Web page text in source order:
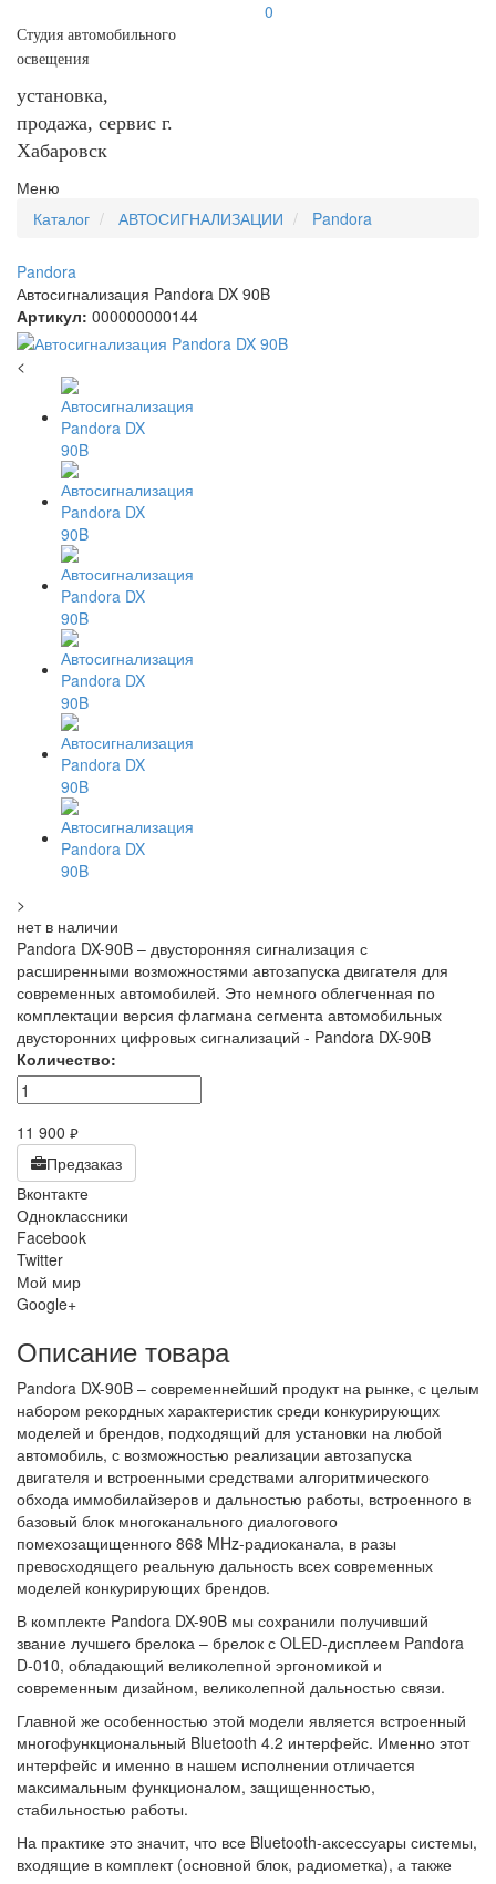
Студия автомобильного
освещения
установка,
продажа, сервис г.
Хабаровск
0
Меню
Каталог
АВТОСИГНАЛИЗАЦИИ Pandora
Pandora
Автосигнализация Pandora DX 90B
Артикул: 000000000144
<
>
нет в наличии
Pandora DX-90B – двусторонняя сигнализация с
расширенными возможностями автозапуска двигателя для
современных автомобилей. Это немного облегченная по
комплектации версия флагмана сегмента автомобильных
двусторонних цифровых сигнализаций - Pandora DX-90B
Количество:
11 900 руб.
Предзаказ
Вконтакте
Одноклассники
Facebook
Twitter
Мой мир
Google+
Описание товара
Pandora DX-90B – современнейший продукт на рынке, с целым
набором рекордных характеристик среди конкурирующих
моделей и брендов, подходящий для установки на любой
автомобиль, с возможностью реализации автозапуска
двигателя и встроенными средствами алгоритмического
обхода иммобилайзеров и дальностью работы, встроенного в
базовый блок многоканального диалогового
помехозащищенного 868 MHz-радиоканала, в разы
превосходящего реальную дальность всех современных
моделей конкурирующих брендов.
В комплекте Pandora DX-90B мы сохранили получивший
звание лучшего брелока – брелок с OLED-дисплеем Pandora
D-010, обладающий великолепной эргономикой и
современным дизайном, великолепной дальностью связи.
Главной же особенностью этой модели является встроенный
многофункциональный Bluetooth 4.2 интерфейс. Именно этот
интерфейс и именно в нашем исполнении отличается
максимальным функционалом, защищенностью,
стабильностью работы.
На практике это значит, что все Bluetooth-аксессуары системы,
входящие в комплект (основной блок, радиометка), а также